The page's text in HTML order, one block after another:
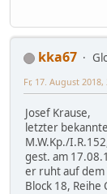
kka67
Fr, 17. August 2018,
Josef Krause,
letzter
M.W.Kp./
gest. am
er ruht auf dem
Block 18, Reihe